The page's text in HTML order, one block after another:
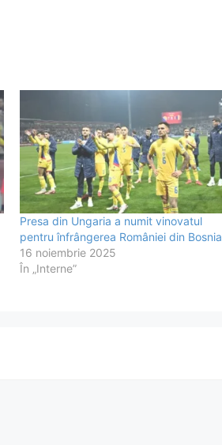
Presa din Ungaria a numit vinovatul
pentru înfrângerea României din Bosnia
16 noiembrie 2025
În „Interne”